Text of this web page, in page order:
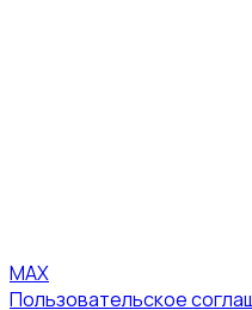
MAX
Пользовательское